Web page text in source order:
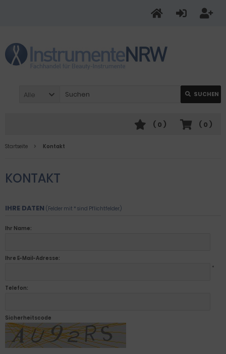
Alle SUCHEN
( 0 )
( 0 )
Startseite Kontakt
KONTAKT
IHRE DATEN (Felder mit * sind Pflichtfelder.)
Ihr Name:
Ihre E-Mail-Adresse:
*
Telefon:
Sicherheitscode